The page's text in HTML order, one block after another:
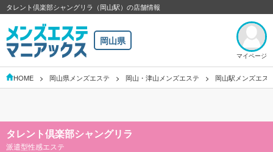
タレント倶楽部シャングリラ（岡山駅）の店舗情報
岡山県
マイページ
HOME 岡山県メンズエステ 岡山・津山メンズエステ 岡山駅メンズエス
タレント倶楽部シャングリラ
派遣型性感エステ